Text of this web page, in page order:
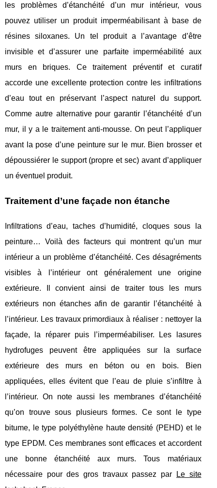
les problèmes d’étanchéité d’un mur intérieur, vous
pouvez utiliser un produit imperméabilisant à base de
résines siloxanes. Un tel produit a l’avantage d’être
invisible et d’assurer une parfaite imperméabilité aux
murs en briques. Ce traitement préventif et curatif
accorde une excellente protection contre les infiltrations
d’eau tout en préservant l’aspect naturel du support.
Comme autre alternative pour garantir l’étanchéité d’un
mur, il y a le traitement anti-mousse. On peut l’appliquer
avant la pose d’une peinture sur le mur. Bien brosser et
dépoussiérer le support (propre et sec) avant d’appliquer
un éventuel produit.
Traitement d’une façade non étanche
Infiltrations d’eau, taches d’humidité, cloques sous la
peinture… Voilà des facteurs qui montrent qu’un mur
intérieur a un problème d’étanchéité. Ces désagréments
visibles à l’intérieur ont généralement une origine
extérieure. Il convient ainsi de traiter tous les murs
extérieurs non étanches afin de garantir l’étanchéité à
l’intérieur. Les travaux primordiaux à réaliser : nettoyer la
façade, la réparer puis l’imperméabiliser. Les lasures
hydrofuges peuvent être appliquées sur la surface
extérieure des murs en béton ou en bois. Bien
appliquées, elles évitent que l’eau de pluie s’infiltre à
l’intérieur. On note aussi les membranes d’étanchéité
qu’on trouve sous plusieurs formes. Ce sont le type
bitume, le type polyéthylène haute densité (PEHD) et le
type EPDM. Ces membranes sont efficaces et accordent
une bonne étanchéité aux murs. Tous matériaux
nécessaire pour des gros travaux passez par
Le site